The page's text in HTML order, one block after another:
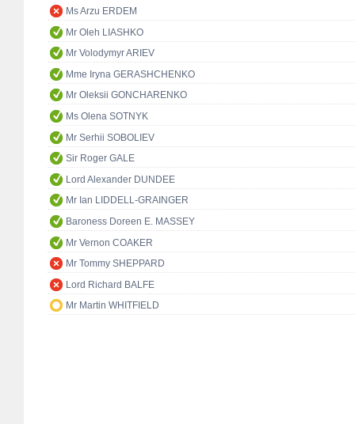
Ms Arzu ERDEM
Mr Oleh LIASHKO
Mr Volodymyr ARIEV
Mme Iryna GERASHCHENKO
Mr Oleksii GONCHARENKO
Ms Olena SOTNYK
Mr Serhii SOBOLIEV
Sir Roger GALE
Lord Alexander DUNDEE
Mr Ian LIDDELL-GRAINGER
Baroness Doreen E. MASSEY
Mr Vernon COAKER
Mr Tommy SHEPPARD
Lord Richard BALFE
Mr Martin WHITFIELD